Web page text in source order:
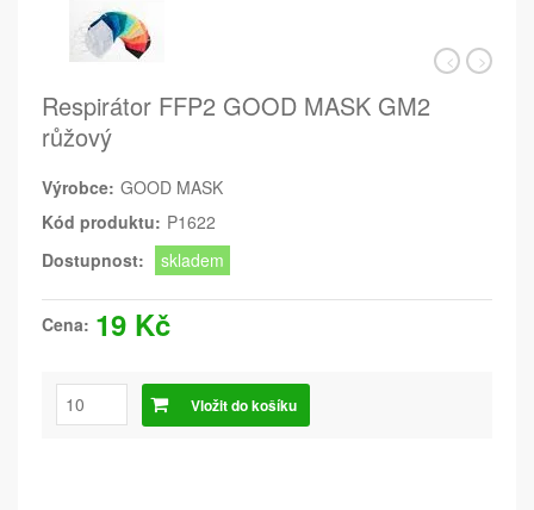
Respirátor FFP2 GOOD MASK GM2
růžový
Výrobce: GOOD MASK
Kód produktu: P1622
Dostupnost:
skladem
Cena: 19 Kč
Vložit do košíku